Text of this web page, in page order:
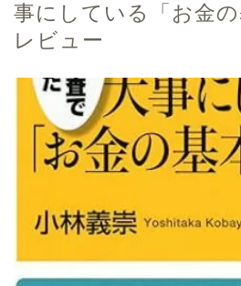
事にしている「お金の
レビュー